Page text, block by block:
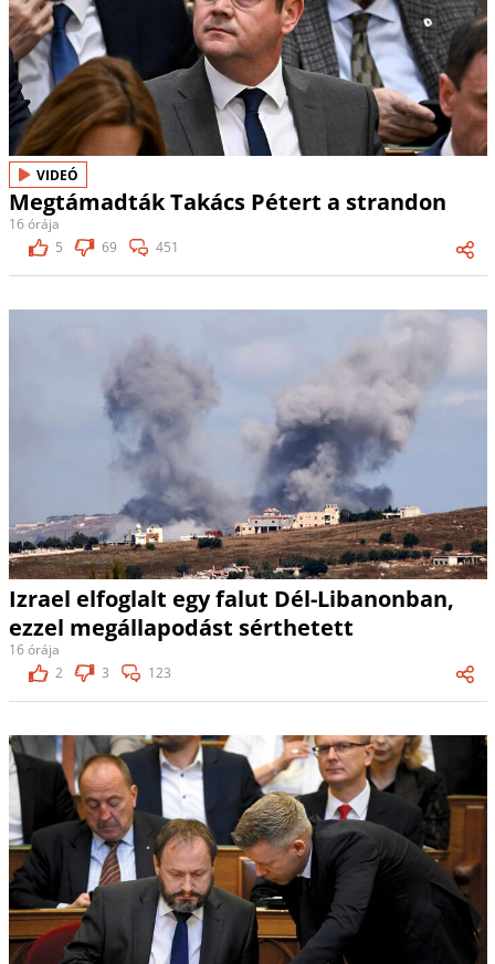
VIDEÓ
Megtámadták Takács Pétert a strandon
16 órája
5
69 451
Izrael elfoglalt egy falut Dél-Libanonban,
ezzel megállapodást sérthetett
16 órája
2
3 123